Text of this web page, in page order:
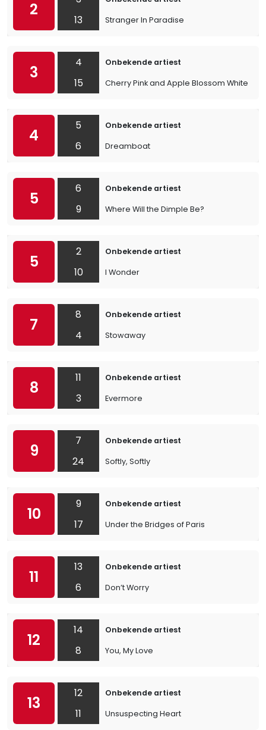
2
13
Stranger In Paradise
3
4
15
Onbekende artiest
Cherry Pink and Apple Blossom White
4
5
6
Onbekende artiest
Dreamboat
5
6
9
Onbekende artiest
Where Will the Dimple Be?
5
2
10
Onbekende artiest
I Wonder
7
8
4
Onbekende artiest
Stowaway
8
11
3
Onbekende artiest
Evermore
9
7
24
Onbekende artiest
Softly, Softly
10
9
17
Onbekende artiest
Under the Bridges of Paris
11
13
6
Onbekende artiest
Don’t Worry
12
14
8
Onbekende artiest
You, My Love
13
12
11
Onbekende artiest
Unsuspecting Heart